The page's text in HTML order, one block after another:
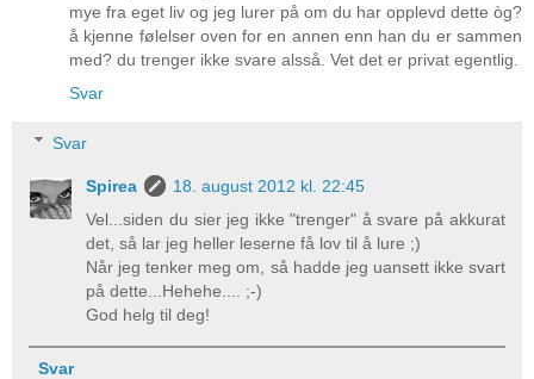
mye fra eget liv og jeg lurer på om du har opplevd dette òg?
å kjenne følelser oven for en annen enn han du er sammen
med? du trenger ikke svare alsså. Vet det er privat egentlig.
Svar
Svar
Spirea
18. august 2012 kl. 22:45
Vel...siden du sier jeg ikke "trenger" å svare på akkurat
det, så lar jeg heller leserne få lov til å lure ;)
Når jeg tenker meg om, så hadde jeg uansett ikke svart
på dette...Hehehe.... ;-)
God helg til deg!
Svar